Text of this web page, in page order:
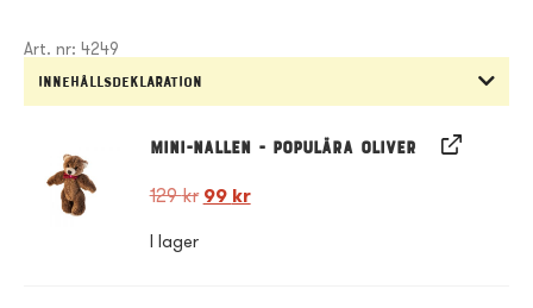
Art. nr: 4249
Innehållsdeklaration
Mini-Nallen - Populära Oliver
129kr 99 kr
I lager